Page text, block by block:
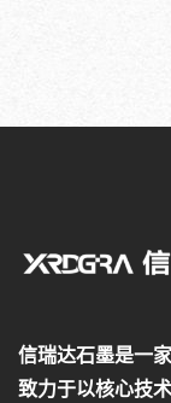
信瑞达石墨是一
致力于以核心技